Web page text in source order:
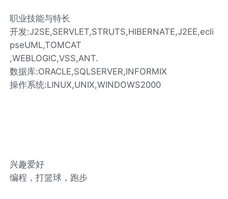
职业技能与特长
开发:J2SE,SERVLET,STRUTS,HIBERNATE,J2EE,ecli
pseUML,TOMCAT
,WEBLOGIC,VSS,ANT.
数据库:ORACLE,SQLSERVER,INFORMIX
操作系统:LINUX,UNIX,WINDOWS2000
兴趣爱好
编程，打篮球，跑步